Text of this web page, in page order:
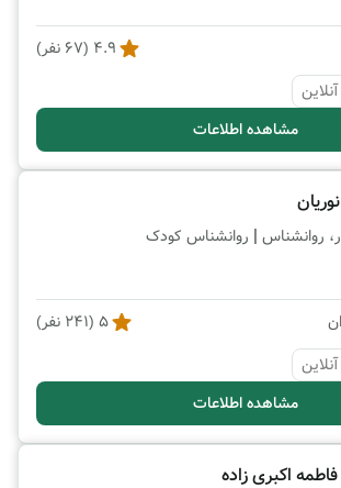
4.9
(
67 نفر)
آنلاین
مشاهده اطلاعات
روانشناس | روانشناس کودک
5
(
241 نفر)
آنلاین
مشاهده اطلاعات
اکبری زاده